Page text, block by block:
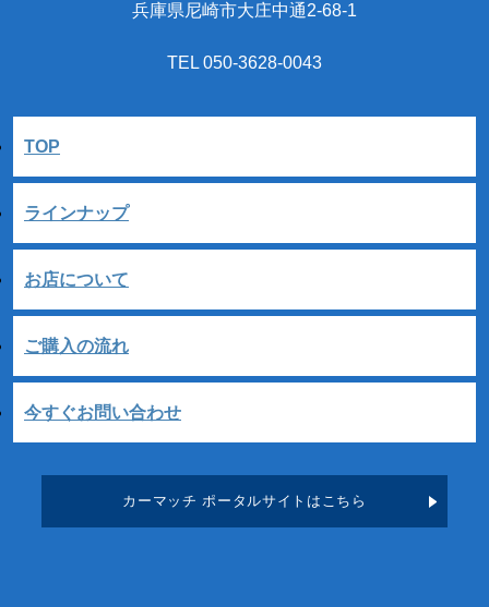
兵庫県尼崎市大庄中通2-68-1
TEL 050-3628-0043
TOP
ラインナップ
お店について
ご購入の流れ
今すぐお問い合わせ
カーマッチ ポータルサイトはこちら